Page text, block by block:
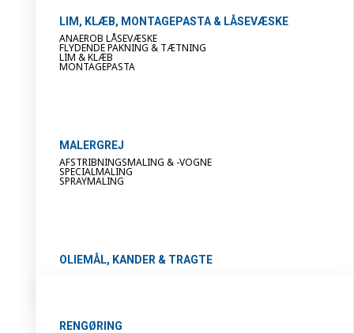
LIM, KLÆB, MONTAGEPASTA & LÅSEVÆSKE
ANAEROB LÅSEVÆSKE
FLYDENDE PAKNING & TÆTNING
LIM & KLÆB
MONTAGEPASTA
MALERGREJ
AFSTRIBNINGSMALING & -VOGNE
SPECIALMALING
SPRAYMALING
OLIEMÅL, KANDER & TRAGTE
RENGØRING